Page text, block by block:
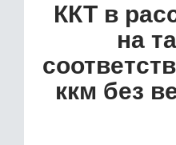
ККТ в
на
ккм без